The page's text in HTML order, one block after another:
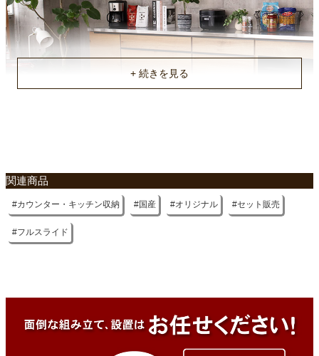
梱包サイズ
約222.5x50x5/62x50x94/82x50x94(2個)(cm)
国産
関連商品
カウンター・キッチン収納 国産 オリジナル セット販売
フルスライド